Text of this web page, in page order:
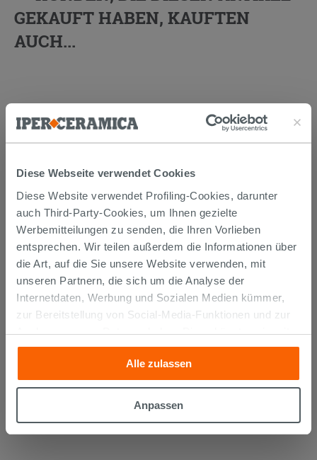
Diese Webseite verwendet Cookies
Diese Website verwendet Profiling-Cookies, darunter
auch Third-Party-Cookies, um Ihnen gezielte
Werbemitteilungen zu senden, die Ihren Vorlieben
entsprechen. Wir teilen außerdem die Informationen über
die Art, auf die Sie unsere Website verwenden, mit
unseren Partnern, die sich um die Analyse der
Internetdaten, Werbung und Sozialen Medien kümmer,
zur Bereitstellung von Social-Media-Funktionen und zur
Analyse unseres Datenverkehrs. Diese könnten sie mit
anderen Informationen, die Sie ihnen geliefert haben oder
die sie aufgrund Ihrer Verwendung ihrer Dienste
gesammelt haben, kombinieren. Falls Sie mehr wissen
möchten oder Ihre Zustimmung zu allen oder einigen
Zustimmung kann durch Klicken auf die Schaltfläche
Alle zulassen
Anpassen
GEKAUFT HABEN, KAUFTEN
AUCH...
SIPHON PLATZSPAREND UNTER
WASCHTISCH AUS POLYPROPYLEN
WEISS
12,90 €
IN DEN WARENKORB LEGEN